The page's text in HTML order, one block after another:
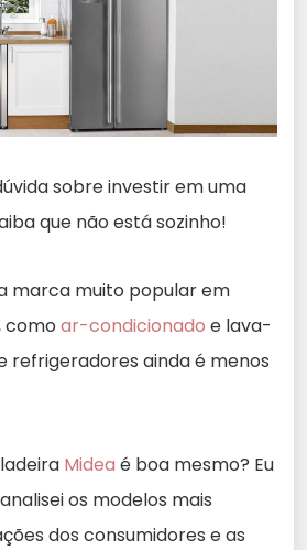
sobre investir em uma
que não está sozinho!
marca muito popular em
como ar-condicionado e lava-
refrigeradores ainda é menos
Midea é boa mesmo? Eu
os modelos mais
dos consumidores e as